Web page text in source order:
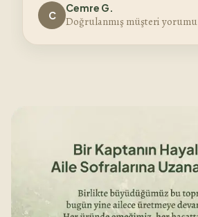
C
Cemre G.
Doğrulanmış müşteri yorumu